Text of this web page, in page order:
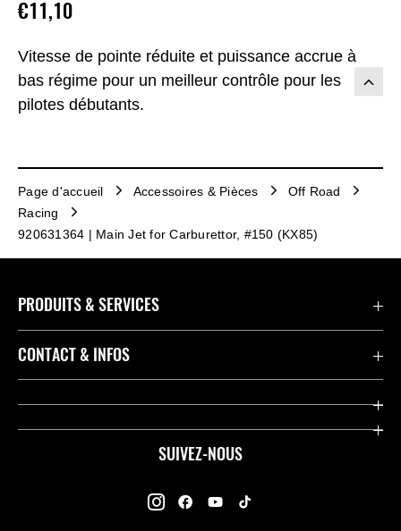
Vitesse de pointe réduite et puissance accrue à
bas régime pour un meilleur contrôle pour les
pilotes débutants.
€11,10
Page d'accueil Accessoires & Pièces
Off Road
Racing
920631364 | Main Jet for Carburettor, #150 (KX85)
SUIVEZ-NOUS
PRODUITS & SERVICES
Accessoires & Pièces
Concessionnaires
CONTACT & INFOS
Contact